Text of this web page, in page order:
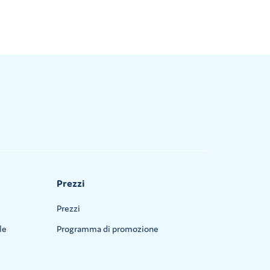
Prezzi
Prezzi
Programma di promozione